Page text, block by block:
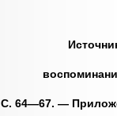
С. 64—67. —